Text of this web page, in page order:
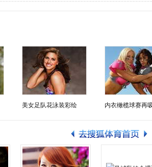
美女足队花泳装彩绘 内衣橄榄球赛再